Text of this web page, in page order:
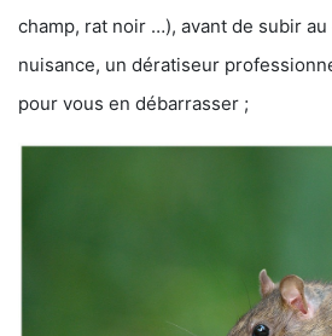
champ, rat noir …), avant de subir
nuisance, un dératiseur
pour vous en débarrasser ;